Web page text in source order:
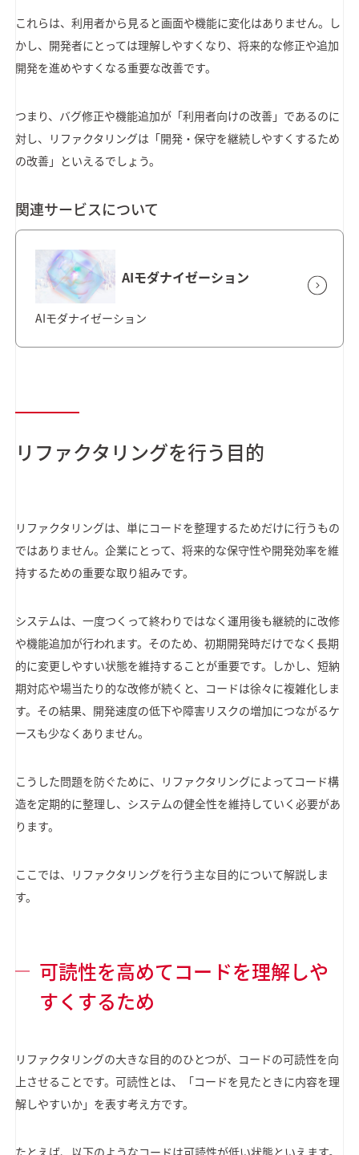
これらは、利用者から見ると画面や機能に変化はありません。し
かし、開発者にとっては理解しやすくなり、将来的な修正や追加
開発を進めやすくなる重要な改善です。
つまり、バグ修正や機能追加が「利用者向けの改善」であるのに
対し、リファクタリングは「開発・保守を継続しやすくするため
の改善」といえるでしょう。
関連サービスについて
AIモダナイゼーション
AIモダナイゼーション
リファクタリングを行う目的
リファクタリングは、単にコードを整理するためだけに行うもの
ではありません。企業にとって、将来的な保守性や開発効率を維
持するための重要な取り組みです。
システムは、一度つくって終わりではなく運用後も継続的に改修
や機能追加が行われます。そのため、初期開発時だけでなく長期
的に変更しやすい状態を維持することが重要です。しかし、短納
期対応や場当たり的な改修が続くと、コードは徐々に複雑化しま
す。その結果、開発速度の低下や障害リスクの増加につながるケ
ースも少なくありません。
こうした問題を防ぐために、リファクタリングによってコード構
造を定期的に整理し、システムの健全性を維持していく必要があ
ります。
ここでは、リファクタリングを行う主な目的について解説しま
す。
可読性を高めてコードを理解しや
すくするため
リファクタリングの大きな目的のひとつが、コードの可読性を向
上させることです。可読性とは、「コードを見たときに内容を理
解しやすいか」を表す考え方です。